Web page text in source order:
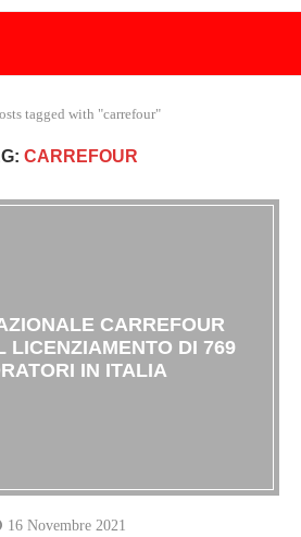
tagged with "carrefour"
CARREFOUR
CARREFOUR
LICENZIAMENTO DI 769
IN ITALIA
16 Novembre 2021